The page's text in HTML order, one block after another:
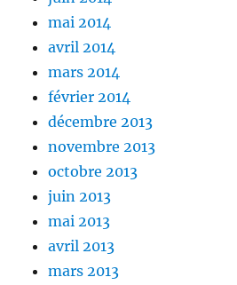
mai 2014
avril 2014
mars 2014
février 2014
décembre 2013
novembre 2013
octobre 2013
juin 2013
mai 2013
avril 2013
mars 2013